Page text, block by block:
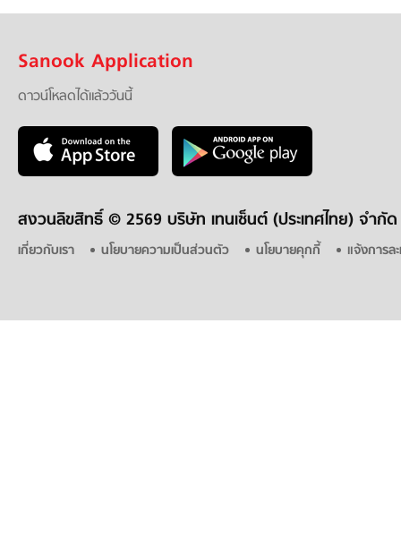
Sanook Application
ดาวน์โหลดได้แล้ววันนี้
สงวนลิขสิทธิ์ © 2569 บริษัท เทนเซ็นต์ (ประเทศไทย) จำกัด
เกี่ยวกับเรา นโยบายความเป็นส่วนตัว นโยบายคุกกี้ แจ้งการล